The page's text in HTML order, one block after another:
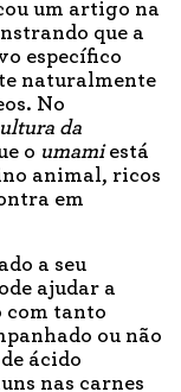
um artigo na
que a
específico
naturalmente
No
da
o umamiestá
animal, ricos
em
a seu
ajudar a
com tanto
ou não
ácido
nas carnes